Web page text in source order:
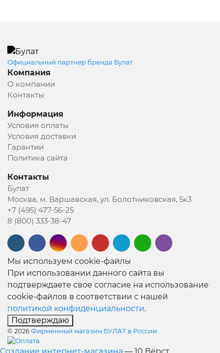
Официальный партнер бренда Булат
Компания
О компании
Контакты
Информация
Условия оплаты
Условия доставки
Гарантии
Политика сайта
Контакты
Булат
Москва, м. Варшавская, ул. Болотниковская, 5к3
+7 (495) 477-56-25
8 (800) 333-38-47
Мы используем cookie-файлы
При использовании данного сайта вы
подтверждаете свое согласие на использование
cookie-файлов в соответствии с нашей
политикой конфиденциальности.
Подтверждаю
© 2026Фирменный магазин БУЛАТ в России